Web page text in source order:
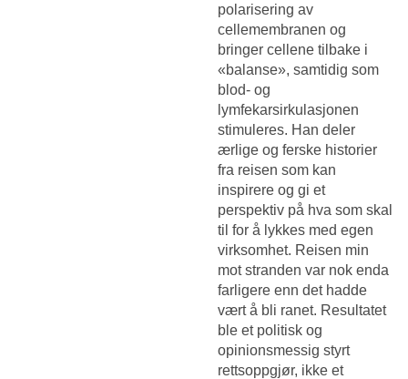
polarisering av
cellemembranen og
bringer cellene tilbake i
«balanse», samtidig som
blod- og
lymfekarsirkulasjonen
stimuleres. Han deler
ærlige og ferske historier
fra reisen som kan
inspirere og gi et
perspektiv på hva som skal
til for å lykkes med egen
virksomhet. Reisen min
mot stranden var nok enda
farligere enn det hadde
vært å bli ranet. Resultatet
ble et politisk og
opinionsmessig styrt
rettsoppgjør, ikke et